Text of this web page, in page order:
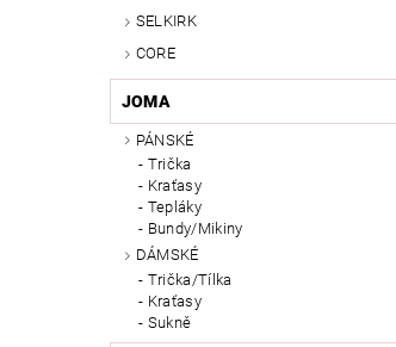
SELKIRK
CORE
JOMA
PÁNSKÉ
Trička
Kraťasy
Tepláky
Bundy/Mikiny
DÁMSKÉ
Trička/Tílka
Kraťasy
Sukně